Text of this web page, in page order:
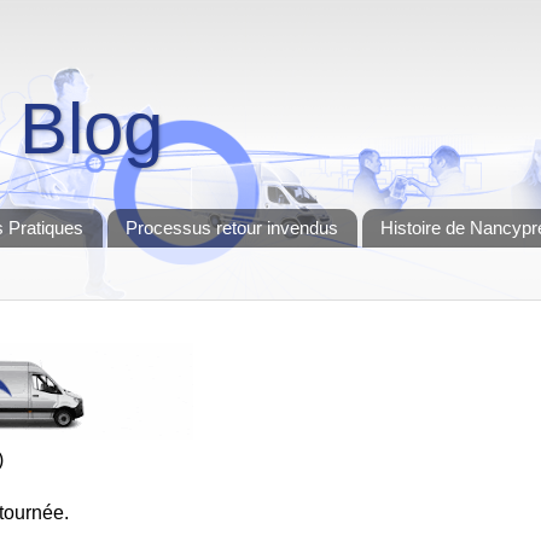
Blog
Pratiques Processus retour invendus Histoire de